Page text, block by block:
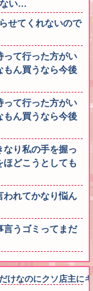
ない…
せてくれないので
って行った方がい
もん買うなら今後
って行った方がい
もん買うなら今後
り私の手を握っ
どこうとしても
われてかなり悩ん
言うゴミってまだ
けなのにクソ店主